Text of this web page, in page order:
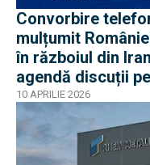
Convorbire
mulțumit
în războiul din
agendă discuții
10 APRILIE 2026